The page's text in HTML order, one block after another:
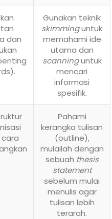
dan
Gunakan teknik
skimminguntuk
memahami ide
utama dan
scanninguntuk
mencari
informasi
spesifik.
Pahami
kerangka tulisan
(outline),
mulailah dengan
sebuah thesis
statement
sebelum mulai
menulis agar
tulisan lebih
terarah.